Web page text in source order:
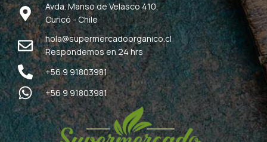
Avda. Manso de Velasco 410,
Curicó - Chile
hola@supermercadoorganico.cl
Respondemos en 24 hrs
+56 9 91803981
+56 9 91803981